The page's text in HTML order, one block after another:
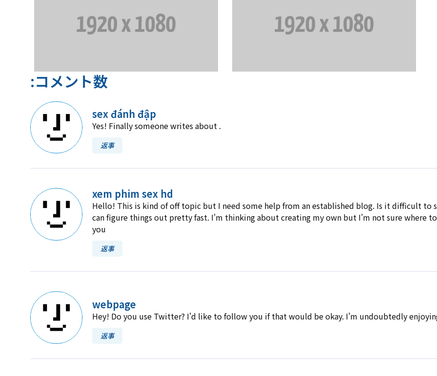
:コメント数
Yes! Finally someone writes about .
sex đánh đập
返事
Hello! This is kind of off topic but I need some help from an established blog. Is it difficult to
can figure things out pretty fast. I'm thinking about creating my own but I'm not sure where
you
xem phim sex hd
返事
Hey! Do you use Twitter? I'd like to follow you if that would be okay. I'm undoubtedly
webpage
返事